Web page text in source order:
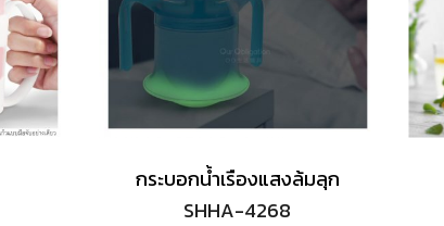
กระบอกน้ำเรืองแสงล้มลุก
SHHA-4268